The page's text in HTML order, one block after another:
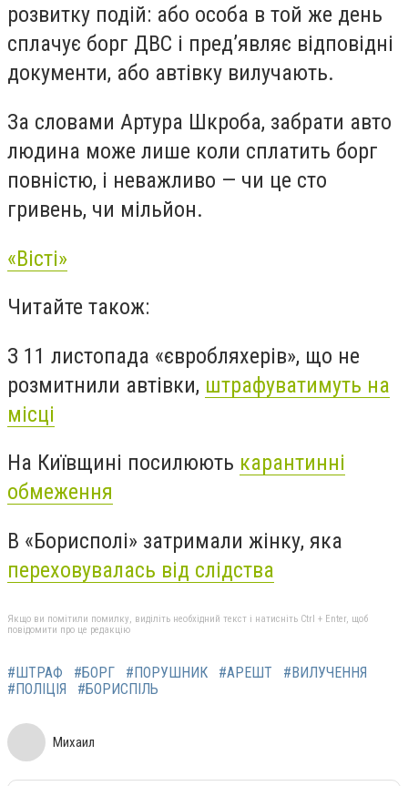
розвитку подій: або особа в той же день
сплачує борг ДВС і пред’являє відповідні
документи, або автівку вилучають.
За словами Артура Шкроба, забрати авто
людина може лише коли сплатить борг
повністю, і неважливо — чи це сто
гривень, чи мільйон.
«Вісті»
Читайте також:
З 11 листопада «євробляхерів», що не
розмитнили автівки, штрафуватимуть на
місці
На Київщині посилюють карантинні
обмеження
В «Борисполі» затримали жінку, яка
переховувалась від слідства
Якщо ви помітили помилку, виділіть необхідний текст і натисніть Ctrl + Enter, щоб
повідомити про це редакцію
#ШТРАФ #БОРГ #ПОРУШНИК #АРЕШТ
#ВИЛУЧЕННЯ
#ПОЛІЦІЯ
#БОРИСПІЛЬ
Михаил